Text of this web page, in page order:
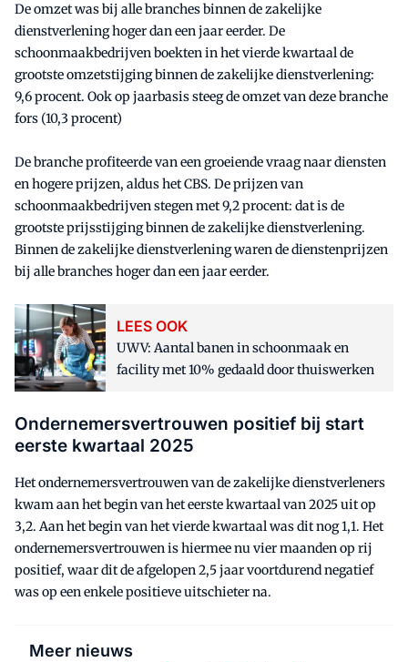
De omzet was bij alle branches binnen de zakelijke
dienstverlening hoger dan een jaar eerder. De
schoonmaakbedrijven boekten in het vierde kwartaal de
grootste omzetstijging binnen de zakelijke dienstverlening:
9,6 procent. Ook op jaarbasis steeg de omzet van deze branche
fors (10,3 procent)
De branche profiteerde van een groeiende vraag naar diensten
en hogere prijzen, aldus het CBS. De prijzen van
schoonmaakbedrijven stegen met 9,2 procent: dat is de
grootste prijsstijging binnen de zakelijke dienstverlening.
Binnen de zakelijke dienstverlening waren de dienstenprijzen
bij alle branches hoger dan een jaar eerder.
LEES OOK
UWV: Aantal banen in schoonmaak en
facility met 10% gedaald door thuiswerken
Ondernemersvertrouwen positief bij start
eerste kwartaal 2025
Het ondernemersvertrouwen van de zakelijke dienstverleners
kwam aan het begin van het eerste kwartaal van 2025 uit op
3,2. Aan het begin van het vierde kwartaal was dit nog 1,1. Het
ondernemersvertrouwen is hiermee nu vier maanden op rij
positief, waar dit de afgelopen 2,5 jaar voortdurend negatief
was op een enkele positieve uitschieter na.
Meer nieuws